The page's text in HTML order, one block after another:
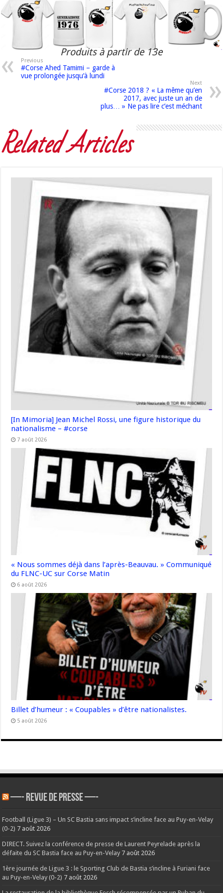
Produits à partir de 13e
Previous
#Corse Ahed Tamimi – garde à
vue prolongée jusqu’à lundi
Next
#Corse 2018 ? « La même qu’en
2017, avec juste un an de
plus… » Ne pas lire c’est méchant
Related Articles
[In Mimoria] Jean Michel Rossi, une figure historique du
nationalisme – #corse
7 août 2026
« Nous sommes déjà dans l’après-Beauvau. » Communiqué
du FLNC-UC sur Corse Matin
6 août 2026
Billet d’humeur : « Coupables » d’être nationalistes.
5 août 2026
—- REVUE DE PRESSE —-
Football (Ligue 3) – Un SC Bastia sans impact s’incline face au Puy-en-Velay
(0-2) 7 août 2026
DIRECT. Suivez la conférence de presse de Laurent Peyrelade après la
défaite du SC Bastia face au Puy-en-Velay 7 août 2026
1ère journée de Ligue 3 : le Sporting Club de Bastia s’incline à Furiani face
au Puy-en-Velay (0-2) 7 août 2026